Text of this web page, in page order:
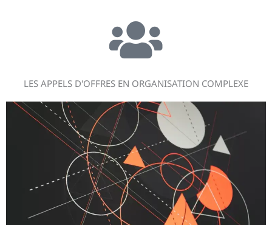
LES APPELS D'OFFRES EN ORGANISATION COMPLEXE​